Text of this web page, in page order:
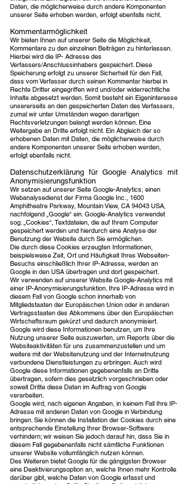
Daten, die möglicherweise durch andere Komponenten
unserer Seite erhoben werden, erfolgt ebenfalls nicht.
Kommentarmöglichkeit
Wir bieten Ihnen auf unserer Seite die Möglichkeit,
Kommentare zu den einzelnen Beiträgen zu hinterlassen.
Hierbei wird die IP- Adresse des
Verfassers/Anschlussinhabers gespeichert. Diese
Speicherung erfolgt zu unserer Sicherheit für den Fall,
dass vom Verfasser durch seinen Kommentar hierbei in
Rechte Dritter eingegriffen wird und/oder widerrechtliche
Inhalte abgesetzt werden. Somit besteht ein Eigeninteresse
unsererseits an den gespeicherten Daten des Verfassers,
zumal wir unter Umständen wegen derartigen
Rechtsverletzungen belangt werden können. Eine
Weitergabe an Dritte erfolgt nicht. Ein Abgleich der so
erhobenen Daten mit Daten, die möglicherweise durch
andere Komponenten unserer Seite erhoben werden,
erfolgt ebenfalls nicht.
Datenschutzerklärung für Google Analytics mit
Anonymisierungsfunktion
Wir setzen auf unserer Seite Google-Analytics, einen
Webanalysedienst der Firma Google Inc., 1600
Amphitheatre Parkway, Mountain View, CA 94043 USA,
nachfolgend „Google“ ein. Google-Analytics verwendet
sog. „Cookies“, Textdateien, die auf Ihrem Computer
gespeichert werden und hierdurch eine Analyse der
Benutzung der Website durch Sie ermöglichen.
Die durch diese Cookies erzeugten Informationen,
beispielsweise Zeit, Ort und Häufigkeit Ihres Webseiten-
Besuchs einschließlich Ihrer IP-Adresse, werden an
Google in den USA übertragen und dort gespeichert.
Wir verwenden auf unserer Website Google-Analytics mit
einer IP-Anonymisierungsfunktion. Ihre IP-Adresse wird in
diesem Fall von Google schon innerhalb von
Mitgliedstaaten der Europäischen Union oder in anderen
Vertragsstaaten des Abkommens über den Europäischen
Wirtschaftsraum gekürzt und dadurch anonymisiert.
Google wird diese Informationen benutzen, um Ihre
Nutzung unserer Seite auszuwerten, um Reports über die
Websiteaktivitäten für uns zusammenzustellen und um
weitere mit der Websitenutzung und der Internetnutzung
verbundene Dienstleistungen zu erbringen. Auch wird
Google diese Informationen gegebenenfalls an Dritte
übertragen, sofern dies gesetzlich vorgeschrieben oder
soweit Dritte diese Daten im Auftrag von Google
verarbeiten.
Google wird, nach eigenen Angaben, in keinem Fall Ihre IP-
Adresse mit anderen Daten von Google in Verbindung
bringen. Sie können die Installation der Cookies durch eine
entsprechende Einstellung Ihrer Browser-Software
verhindern; wir weisen Sie jedoch darauf hin, dass Sie in
diesem Fall gegebenenfalls nicht sämtliche Funktionen
unserer Website vollumfänglich nutzen können.
Des Weiteren bietet Google für die gängigsten Browser
eine Deaktivierungsoption an, welche Ihnen mehr Kontrolle
darüber gibt, welche Daten von Google erfasst und